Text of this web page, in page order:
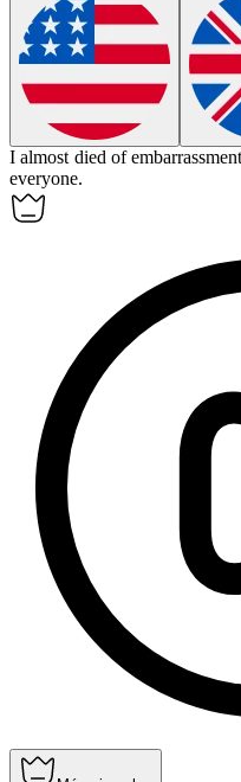
I almost died of
everyone.